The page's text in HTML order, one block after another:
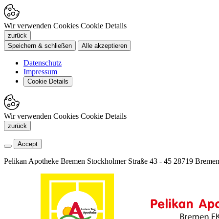
Wir verwenden Cookies Cookie Details
zurück
Speichern & schließen
Alle akzeptieren
Datenschutz
Impressum
Cookie Details
Wir verwenden Cookies Cookie Details
zurück
Accept
Pelikan Apotheke Bremen Stockholmer Straße 43 - 45 28719 Bremen